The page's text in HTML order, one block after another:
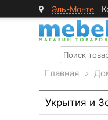
Эль-Монте
Главная >
Укрытия и